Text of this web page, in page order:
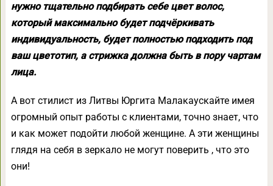
нужно тщательно подбирать себе цвет волос,
который максимально будет подчёркивать
индивидуальность, будет полностью подходить под
ваш цветотип, а стрижка должна быть в пору чартам
лица.
А вот стилист из Литвы Юргита Малакаускайте имея
огромный опыт работы с клиентами, точно знает, что
и как может подойти любой женщине. А эти женщины
глядя на себя в зеркало не могут поверить , что это
они!